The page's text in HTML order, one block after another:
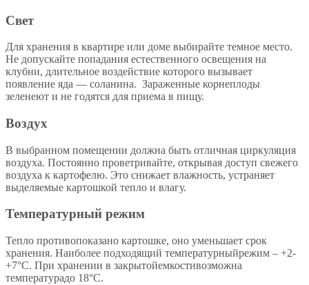
Свет
Для хранения в квартире или доме выбирайте темное место.
Не допускайте попадания естественного освещения на
клубни, длительное воздействие которого вызывает
появление яда — соланина. Зараженные корнеплоды
зеленеют и не годятся для приема в пищу.
Воздух
В выбранном помещении должна быть отличная циркуляция
воздуха. Постоянно проветривайте, открывая доступ свежего
воздуха к картофелю. Это снижает влажность, устраняет
выделяемые картошкой тепло и влагу.
Температурный режим
Тепло противопоказано картошке, оно уменьшает срок
хранения. Наиболее подходящий температурныйрежим – +2-
+7°С. При хранении в закрытойемкостивозможна
температурадо 18°С.